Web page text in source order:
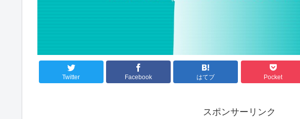
Twitter Facebook はてブ Pocket
スポンサーリンク